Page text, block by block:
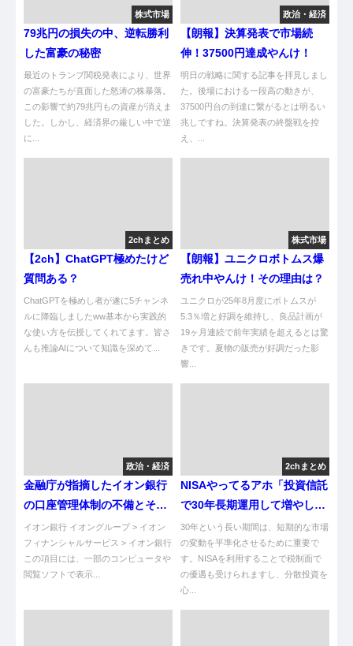
株式市場
79兆円の損失の中、逆転勝利
した富豪の秘密
最近のトランプ関税発表により、世界
の富豪たちが直面した怒涛の株暴落。
この影響で約79兆円もの資産が消えま
した。しかし、経済界の厳しい中で逆
に...
政治・経済
【朗報】決算発表で市場続
伸！37500円達成やんけ！
明日の戦略に関する記事を拝見しまし
た。後場における一段高の動きが、
37500円台の到達に繋がるとは明るい
兆しですね。決算発表の終盤戦を控
え、...
2chまとめ
【2ch】ChatGPT極めたけど
質問ある？
ChatGPTを極めし者が遂に5チャンネ
ルに降臨しましたww基本から実践的
な使い方を伝授してくれてます。皆さ
んも推論AIについて知識を深めて...
株式市場
【朗報】ユニクロボトムス爆
売れ中やんけ！その理由は？
ユニクロが25年8月度にボトムスが
5.3％増と好調を維持し、良品計画が
19ヶ月連続で前年実績を超えるとは驚
きです。夏物の販売が好調だった影
響...
政治・経済
金融庁が指摘したイオン銀行
の口座管理体制の不備とその
影響
イオン銀行 イオングループ > イオン
フィナンシャルサービス > イオン銀行
この項目には、一部のコンピュータや
閲覧ソフトで表示...
2chまとめ
NISAやってるアホ「投資信託
で30年長期運用して増やしま
す」←どう考えても無理でワ
ロタ
30年という長い期間は、短期的な市場
の変動を平準化させるために重要で
す。NISAを利用することで税制面で
の優遇も受けられますし、分散投資を
心...